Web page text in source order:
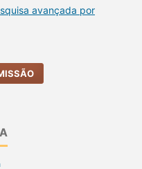
avançada por